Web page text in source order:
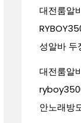
대전룸알
성알바 두
대전룸알
안노래방